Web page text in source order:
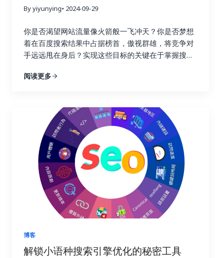
命中了目标，哪些策略需要调整。通过追踪链接建设
真正有效的策略上，从而最大化投资回报率，就像一
个精明的投资者，会仔细分析市场行情，选择最具潜
力的投资项目。 更重要的是，追踪链接建设效果可以
过哪些链接访问你的网站，他们在你的网站上停留了
大的商业价值。通过分析这些数据，你可以更好地理
解用户的需求和痛点，优化网站内容和用户体验，最
终提高转化率，实现业务的持续增长。这不仅仅是简
单的流量获取，而是将流量转化为实际的商业价值，
最终实现盈利。 二、 如何选择合适的链接建设追踪
工具？ 市面上有很多链接建设追踪工具，它们的功能
和价格各不相同。选择合适的工具至关重要，就像一
个工匠需要选择合适的工具才能更好地完成工作一
样。在选择工具之前，你需要明确自己的需求和预
算。有些工具功能强大，但价格昂贵；有些工具功能
简单，但价格亲民。你需要根据自己的实际情况，权
建设追踪工具，以及它们的优缺点： 除了以上这些工
By yiyunying• 2024-09-29
你是否渴望网站流量像火箭般一飞冲天？你是否梦想
着在百度搜索结果中占据榜首，傲视群雄，将竞争对
手远远甩在身后？实现这些目标的关键在于掌握搜索
节！不要再浪费宝贵的时间和精力在低效的搜索引擎
Buzzsumo 这三大神器，轻松提升链接建设效率，让
你的网站在竞争激烈的线上世界中脱颖而出，成为行
业领军者！ 一、链接建设的重要性：为什么它如此重
要？ 在搜索引擎优化这个复杂而精妙的领域中，链接
就好比一张张珍贵的选票，每一张都代表着对你网站
权威性和可信度的认可。高质量的链接越多，搜索引
擎就越信任你的网站，你的排名自然也就越高。这就
好比现实生活中的社交圈，朋友越多，人脉越广，你
的影响力也就越大。链接建设不仅仅关乎排名，更关
乎你的在线业务的整体成功与长远发展。一个强大的
链接配置文件不仅可以带来更高的品牌知名度和更多
的推荐流量，更能建立起坚实的用户信任，为你的业
阅读更多
博客
解锁小语种搜索引擎优化的秘密工具